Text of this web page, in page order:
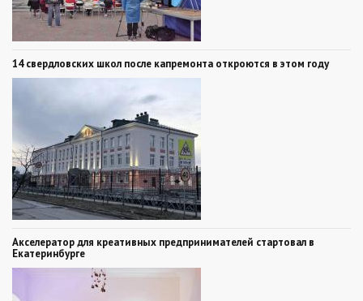
14 свердловских школ после капремонта откроются в этом году
Акселератор для креативных предпринимателей стартовал в
Екатеринбурге